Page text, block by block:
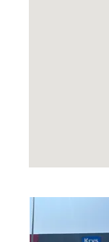
Voir
la
fiche